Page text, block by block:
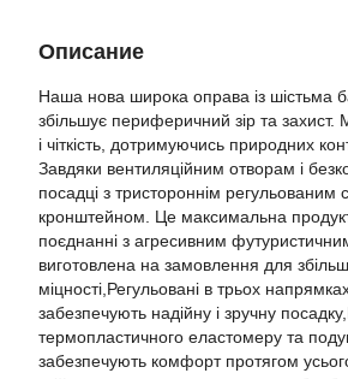
Описание
Наша нова широка оправа із шістьма
збільшує периферичний зір та
і чіткість, дотримуючись природних
Завдяки вентиляційним отворам і
посадці з тристороннім регульованим
кронштейном. Це максимальна
поєднанні з агресивним
виготовлена ​​на замовлення для
міцності,Регульовані в трьох
забезпечують надійну і зручну
термопластичного еластомеру та
забезпечують комфорт протягом